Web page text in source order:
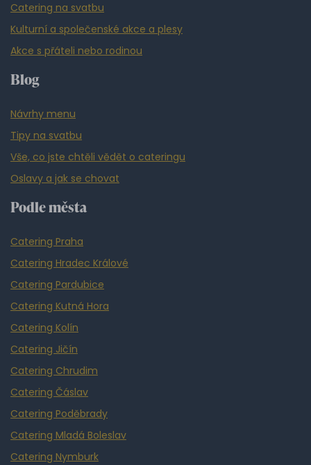
Catering na svatbu
Kulturní a společenské akce a plesy
Akce s přáteli nebo rodinou
Blog
Návrhy menu
Tipy na svatbu
Vše, co jste chtěli vědět o cateringu
Oslavy a jak se chovat
Podle města
Catering Praha
Catering Hradec Králové
Catering Pardubice
Catering Kutná Hora
Catering Kolín
Catering Jičín
Catering Chrudim
Catering Čáslav
Catering Poděbrady
Catering Mladá Boleslav
Catering Nymburk